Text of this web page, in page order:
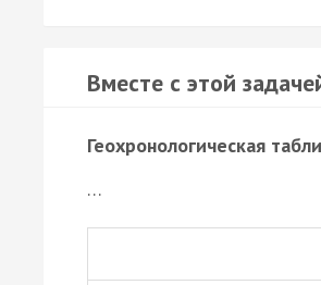
Вместе с этой
Геохронологическая
…